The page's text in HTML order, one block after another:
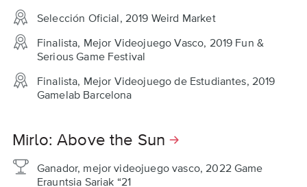
Selección Oficial, 2019 Weird Market
Finalista, Mejor Videojuego Vasco, 2019 Fun &
Serious Game Festival
Finalista, Mejor Videojuego de Estudiantes, 2019
Gamelab Barcelona
Mirlo: Above the Sun
Ganador, mejor videojuego vasco, 2022 Game
Erauntsia Sariak “21